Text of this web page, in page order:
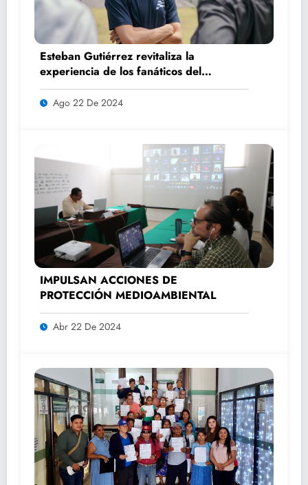
Esteban Gutiérrez revitaliza la
experiencia de los fanáticos del
automovilismo con DRIVER 1
Ago 22 De 2024
IMPULSAN ACCIONES DE
PROTECCIÓN MEDIOAMBIENTAL
Abr 22 De 2024